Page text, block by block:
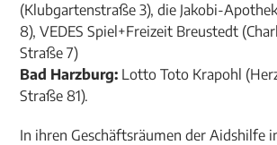
(Klubgartenstraße 3), die Jakobi-
8), VEDES Spiel+Freizeit Breustedt
Straße 7)
Bad Harzburg: Lotto Toto Krapohl
Straße 81).
In ihren Geschäftsräumen der Aidshilfe